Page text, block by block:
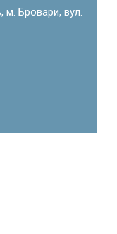
м. Бровари, вул.